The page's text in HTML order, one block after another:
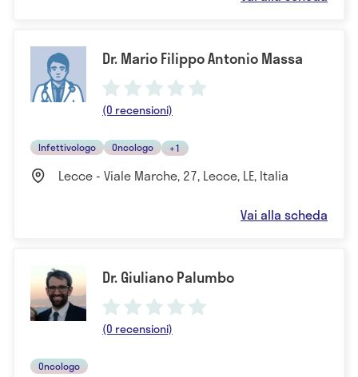
Dr. Mario Filippo Antonio Massa
(0 recensioni)
Infettivologo Oncologo +1
Lecce - Viale Marche, 27, Lecce, LE, Italia
Vai alla scheda
Dr. Giuliano Palumbo
(0 recensioni)
Oncologo